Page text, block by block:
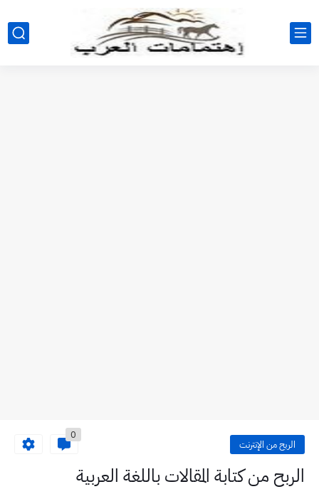
الربح من الإنترنت
0
الربح من كتابة المقالات باللغة العربية